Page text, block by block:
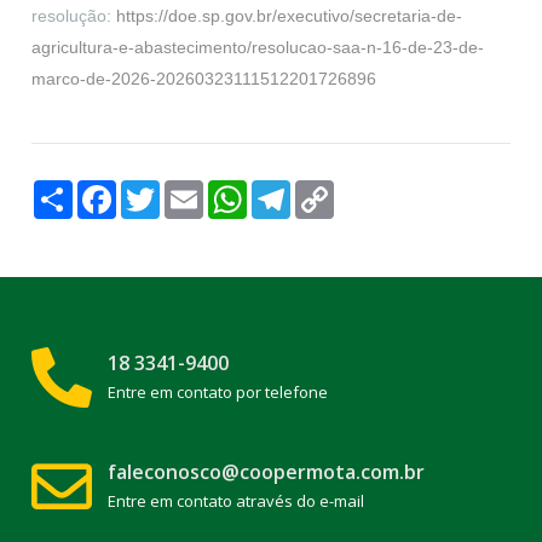
resolução: https://doe.sp.gov.br/executivo/secretaria-de-
agricultura-e-abastecimento/resolucao-saa-n-16-de-23-de-
marco-de-2026-20260323111512201726896
Compartilhar
Facebook
TwitterEmail WhatsApp
Telegram
18 3341-9400
Entre em contato por telefone
faleconosco@coopermota.com.br
Entre em contato através do e-mail